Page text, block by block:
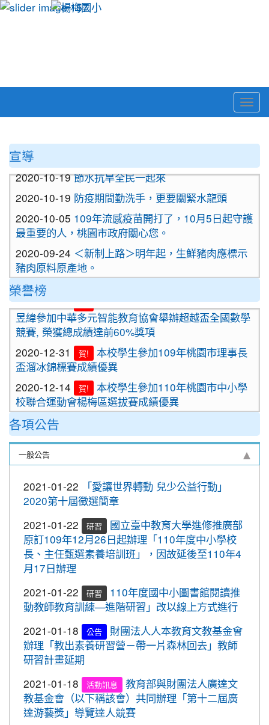
宣導
2020-10-19節水抗旱全民一起來
2020-10-19 防疫期間勤洗手，更要關緊水龍頭
2020-10-05 109年流感疫苗開打了，10月5日起守護
最重要的人，桃園市政府關心您。
2020-09-24 ＜新制上路＞明年起，生鮮豬肉應標示
豬肉原料原產地。
2020-09-24
原料原產地。
2020-09-24＜新制上路＞明年起，貢丸水餃等應標
示豬肉原料原產地
2020-09-09
重要
『109年國家防災日演習』地震速
報演練，臨震應變「趴下、掩護、穩住」
『Earthquake Disaster Drill』
2020-09-08 重要
車子在走，駕照要有。 交通部及
桃園市政府關心您！
2020-09-08 重要
停一下海闊天空，讓一下保百年
身。 交通部及桃園市政府關心您！
心。 交通部與桃園市政府關心您！
2020-10-19節水抗旱全民一起來
2020-10-19防疫期間勤洗手，更要關緊水龍頭
2020-10-05109年流感疫苗開打了，10月5日起守護
最重要的人，桃園市政府關心您。
＜新制上路＞明年起，生鮮豬肉應標示
豬肉原料原產地。
原料原產地。
2020-09-24＜新制上路＞明年起，貢丸水餃等應標
示豬肉原料原產地
2020-09-09
重要
『109年國家防災日演習』地震速
報演練，臨震應變「趴下、掩護、穩住」
『Earthquake Disaster Drill』
榮譽榜
2021-01-13 賀!
恭喜六年四班宋芸姿、五年四班林
昱緯參加中華多元智能教育協會舉辦超越盃全國數學
競賽, 榮獲總成績達前60%獎項
2020-12-31
賀!
本校學生參加109年桃園市理事長
盃溜冰錦標賽成績優異
2020-12-14
賀!
本校學生參加110年桃園市中小學
校聯合運動會楊梅區選拔賽成績優異
2020-12-10
本校學生參加2020年名人盃冬季校
園圍棋對抗賽 成績優異
2020-11-17
本校學生參加臺北市109年第38屆
中正盃溜冰錦標賽成績優異
2020-11-16
賀!
恭賀本校六年四班學生林恩如參加
桃園市109年度「3Q達人故事甄選活動」，榮獲EQ
類(國小組)第二名
2020-11-06 賀!
本校學生參加2020年壢運盃羽球錦
標賽成績優異
2020-10-27
跆拳道錦標賽成績優異
2020-10-27 賀!
本校學生參加109年桃園市議長盃
跆拳道錦標賽成績優異
2020-10-27 賀!
本校學生參加運動i台灣109年桃園
市平鎮楊梅區羽球社區聯誼賽成績優異
賀!
本校學生參加109年第30屆會長盃
全國溜冰錦標賽成績優異
2020-10-27
賀!
本校學生參加109年桃園市基層運
各項公告
一般公告
2021-01-22
「愛讓世界轉動 兒少公益行動」
2020第十屆徵選簡章
2021-01-22
研習
國立臺中教育大學進修推廣部
原訂109年12月26日起辦理「110年度中小學校
長、主任甄選素養培訓班」，因故延後至110年4
月17日辦理
2021-01-22
研習
110年度國中小圖書館閱讀推
動教師教育訓練—進階研習」改以線上方式進行
2021-01-18
公告
財團法人人本教育文教基金會
辦理「教出素養研習營－帶一片森林回去」教師
研習計畫延期
2021-01-18
活動訊息
教育部與財團法人廣達文
教基金會（以下稱該會）共同辦理「第十二屆廣
達游藝獎」導覽達人競賽